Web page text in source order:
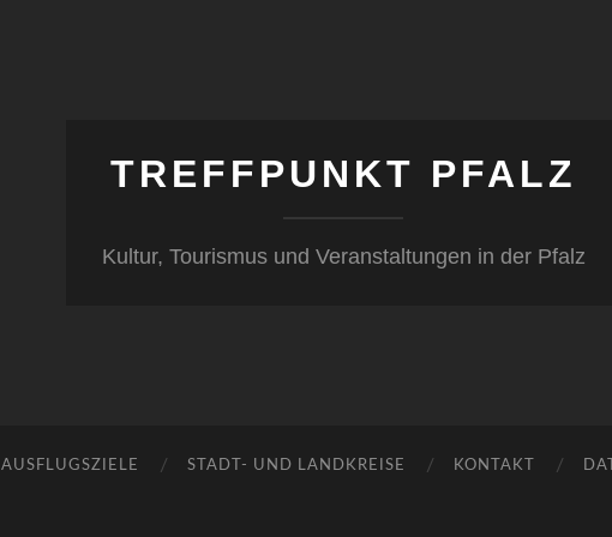
TREFFPUNKT PFALZ
Kultur, Tourismus und Veranstaltungen in der Pfalz
AUSFLUGSZIELE STADT- UND LANDKREISE KONTAKT